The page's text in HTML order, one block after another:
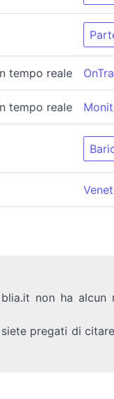
tempo reale
tempo reale
blia.it non ha
pregati di